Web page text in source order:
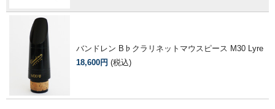
バンドレン B♭クラリネットマウスピース M30 Lyre
18,600円 (税込)